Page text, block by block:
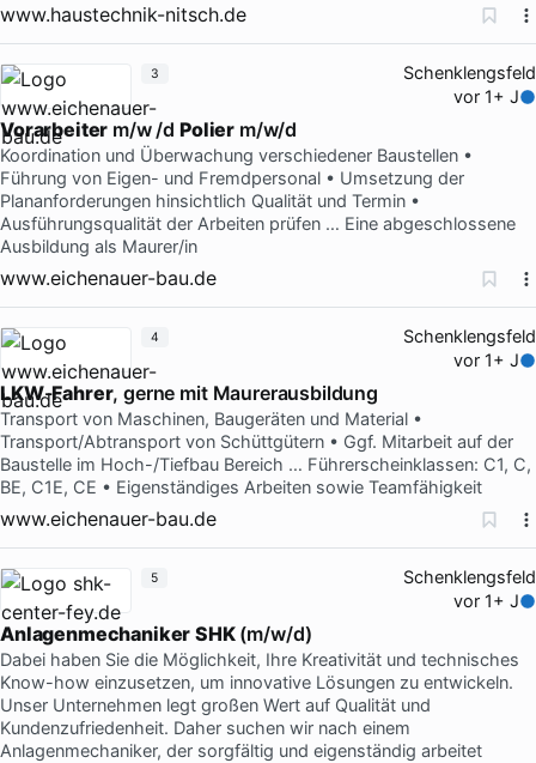
www.haustechnik-nitsch.de
Schenklengsfeld
vor 1+ J
Vorarbeiter m/w /d Polier m/w/d
Koordination und Überwachung verschiedener Baustellen •
Führung von Eigen- und Fremdpersonal • Umsetzung der
Plananforderungen hinsichtlich Qualität und Termin •
Ausführungsqualität der Arbeiten prüfen … Eine abgeschlossene
Ausbildung als Maurer/in
www.eichenauer-bau.de
3
Schenklengsfeld
vor 1+ J
LKW-Fahrer, gerne mit Maurerausbildung
Transport von Maschinen, Baugeräten und Material •
Transport/Abtransport von Schüttgütern • Ggf. Mitarbeit auf der
Baustelle im Hoch-/Tiefbau Bereich … Führerscheinklassen: C1, C,
BE, C1E, CE • Eigenständiges Arbeiten sowie Teamfähigkeit
www.eichenauer-bau.de
4
Schenklengsfeld
vor 1+ J
Anlagenmechaniker SHK(m/w/d)
Dabei haben Sie die Möglichkeit, Ihre Kreativität und technisches
Know-how einzusetzen, um innovative Lösungen zu entwickeln.
Unser Unternehmen legt großen Wert auf Qualität und
Kundenzufriedenheit. Daher suchen wir nach einem
Anlagenmechaniker, der sorgfältig und eigenständig arbeitet
5